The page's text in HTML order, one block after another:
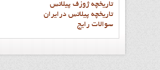
تاريخچه ژوزف پيلاتس
تاريخچه پيلاتس درايران
سوالات رايج